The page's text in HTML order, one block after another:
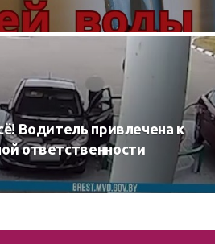
Водитель привлечена к
ответственности